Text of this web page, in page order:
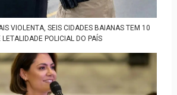
VIOLENTA, SEIS CIDADES BAIANAS TEM 10
LETALIDADE POLICIAL DO PAÍS